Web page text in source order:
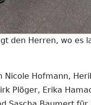
den Herren, wo es
Nicole Hofmann,
Plöger, Erika